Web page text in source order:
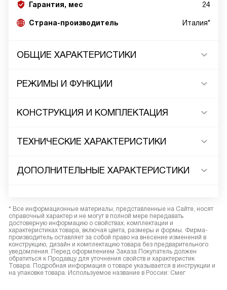
Гарантия, мес 24
Страна-производитель Италия*
ОБЩИЕ ХАРАКТЕРИСТИКИ
РЕЖИМЫ И ФУНКЦИИ
КОНСТРУКЦИЯ И КОМПЛЕКТАЦИЯ
ТЕХНИЧЕСКИЕ ХАРАКТЕРИСТИКИ
ДОПОЛНИТЕЛЬНЫЕ ХАРАКТЕРИСТИКИ
* Все информационные материалы, представленные на Сайте, носят
справочный характер и не могут в полной мере передавать
достоверную информацию о свойствах, комплектации и
характеристиках товара, включая цвета, размеры и формы. Фирма-
производитель оставляет за собой право на внесение изменений в
конструкцию, дизайн и комплектацию товара без предварительного
уведомления. Перед оформлением Заказа Покупатель должен
обратиться к Продавцу для уточнения свойств и характеристик
Товара. Подробная информация о товаре указывается в инструкции и
на упаковке товара. Используемое название в России: Смег